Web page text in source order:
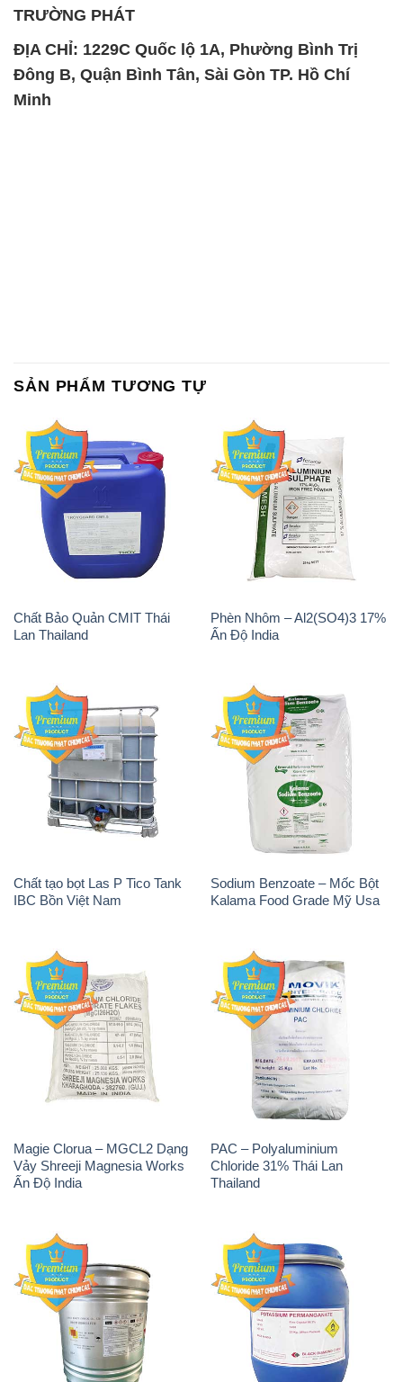
TRƯỜNG PHÁT
ĐỊA CHỈ: 1229C Quốc lộ 1A, Phường Bình Trị
Đông B, Quận Bình Tân, Sài Gòn TP. Hồ Chí
Minh
SẢN PHẨM TƯƠNG TỰ
Chất Bảo Quản CMIT Thái
Lan Thailand
Phèn Nhôm – Al2(SO4)3 17%
Ấn Độ India
Chất tạo bọt Las P Tico Tank
IBC Bồn Việt Nam
Sodium Benzoate – Mốc Bột
Kalama Food Grade Mỹ Usa
Magie Clorua – MGCL2 Dạng
Vảy Shreeji Magnesia Works
Ấn Độ India
PAC – Polyaluminium
Chloride 31% Thái Lan
Thailand